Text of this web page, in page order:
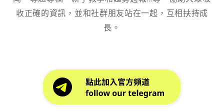
收正確的資訊，並和社群朋友站在一起，互相扶持成
長。